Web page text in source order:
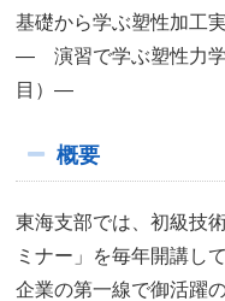
基礎から学ぶ塑性加工
― 演習で学ぶ塑性力学
目）―
概要
東海支部では、初級技
ミナー」を毎年開講し
企業の第一線で御活躍